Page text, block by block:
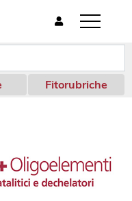
T
o
g
l
e
g
a
t
Fitorubriche